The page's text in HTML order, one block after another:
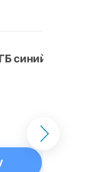
синий